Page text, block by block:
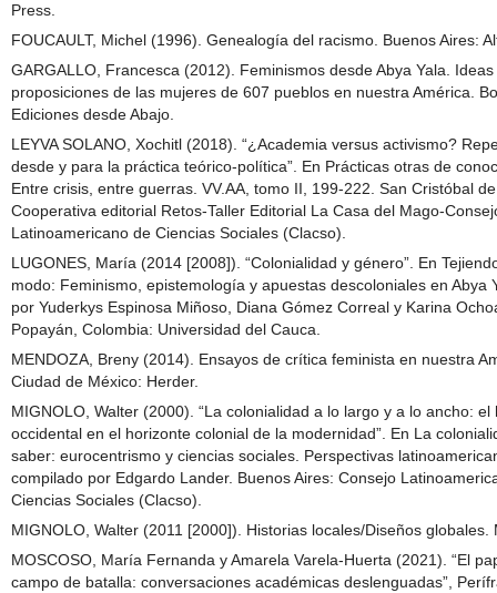
Press.
FOUCAULT, Michel (1996). Genealogía del racismo. Buenos Aires:
GARGALLO, Francesca (2012). Feminismos desde Abya Yala. Ideas
proposiciones de las mujeres de 607 pueblos en nuestra América.
Ediciones desde Abajo.
LEYVA SOLANO, Xochitl (2018). “¿Academia versus activismo?
desde y para la práctica teórico-política”. En Prácticas otras de
Entre crisis, entre guerras. VV.AA, tomo II, 199-222. San Cristóbal
Cooperativa editorial Retos-Taller Editorial La Casa del Mago-
Latinoamericano de Ciencias Sociales (Clacso).
LUGONES, María (2014 [2008]). “Colonialidad y género”. En
modo: Feminismo, epistemología y apuestas descoloniales en Abya
por Yuderkys Espinosa Miñoso, Diana Gómez Correal y Karina
Popayán, Colombia: Universidad del Cauca.
MENDOZA, Breny (2014). Ensayos de crítica feminista en nuestra
Ciudad de México: Herder.
MIGNOLO, Walter (2000). “La colonialidad a lo largo y a lo ancho: el
occidental en el horizonte colonial de la modernidad”. En La
saber: eurocentrismo y ciencias sociales. Perspectivas
compilado por Edgardo Lander. Buenos Aires: Consejo
Ciencias Sociales (Clacso).
MIGNOLO, Walter (2011 [2000]). Historias locales/Diseños globales.
MOSCOSO, María Fernanda y Amarela Varela-Huerta (2021). “El
campo de batalla: conversaciones académicas deslenguadas”,